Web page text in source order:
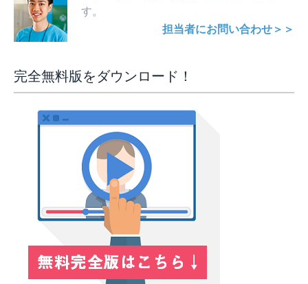
す。
担当者にお問い合わせ＞＞
完全無料版をダウンロード！